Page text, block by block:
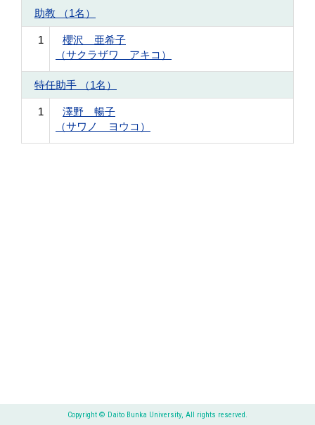
助教 （1名）
1
櫻沢 亜希子
（サクラザワ アキコ）
特任助手 （1名）
1
澤野 暢子
（サワノ ヨウコ）
Copyright © Daito Bunka University, All rights reserved.